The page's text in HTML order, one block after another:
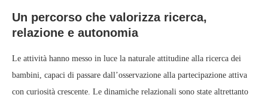
Un percorso che valorizza ricerca,
relazione e autonomia
Le attività hanno messo in luce la naturale attitudine alla ricerca dei
bambini, capaci di passare dall’osservazione alla partecipazione attiva
con curiosità crescente. Le dinamiche relazionali sono state altrettanto